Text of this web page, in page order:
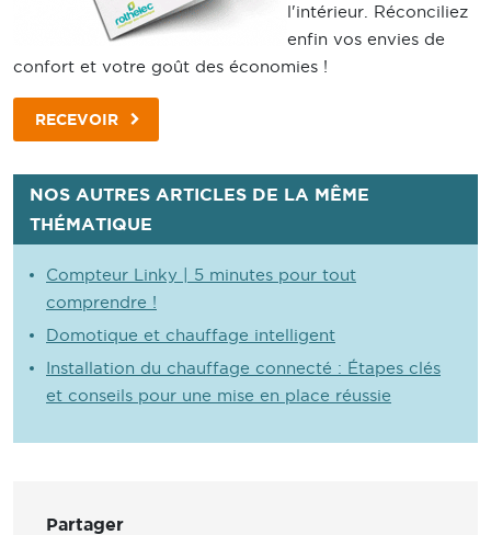
l'intérieur. Réconciliez
enfin vos envies de
confort et votre goût des économies !
RECEVOIR
NOS AUTRES ARTICLES DE LA MÊME
THÉMATIQUE
Compteur Linky | 5 minutes pour tout
comprendre !
Domotique et chauffage intelligent
Installation du chauffage connecté : Étapes clés
et conseils pour une mise en place réussie
Partager